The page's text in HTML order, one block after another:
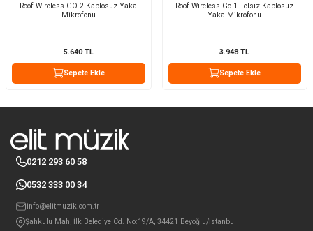
Roof Wireless GO-2 Kablosuz Yaka
Mikrofonu
5.640TL
Sepete Ekle
Roof Wireless Go-1 Telsiz Kablosuz
Yaka Mikrofonu
3.948 TL
Sepete Ekle
0212 293 60 58
0532 333 00 34
info@elitmuzik.com.tr
Şahkulu Mah, İlk Belediye Cd. No:19/A, 34421 Beyoğlu/İstanbul